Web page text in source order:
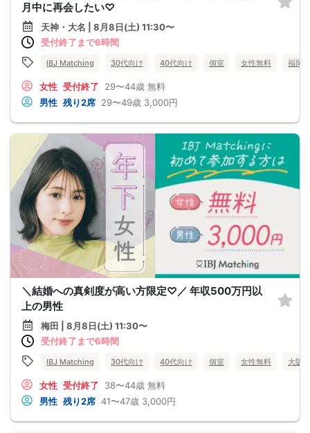
月中に再会したい♡
天神・大名 | 8月8日(土) 11:30〜
受付終了まで6時間
IBJ Matching 30代向け 40代向け 個室 女性無料 福岡県
女性 受付終了 29〜44歳 無料
男性 残り2席 29〜49歳 3,000円
＼結婚への真剣度が高い方限定♡／ 年収500万円以
上の男性
梅田 | 8月8日(土) 11:30〜
受付終了まで6時間
IBJ Matching 30代向け 40代向け 個室 女性無料 大阪府
女性 受付終了 38〜44歳 無料
男性 残り2席 41〜47歳 3,000円